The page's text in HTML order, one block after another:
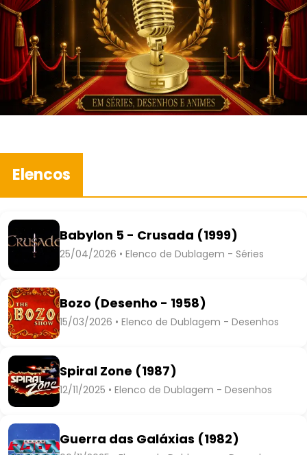
Elencos
Babylon 5 - Crusada (1999)
25/04/2026 • Elenco de Dublagem - Séries
Bozo (Desenho - 1958)
15/03/2026 • Elenco de Dublagem - Desenhos
Spiral Zone (1987)
12/11/2025 • Elenco de Dublagem - Desenhos
Guerra das Galáxias (1982)